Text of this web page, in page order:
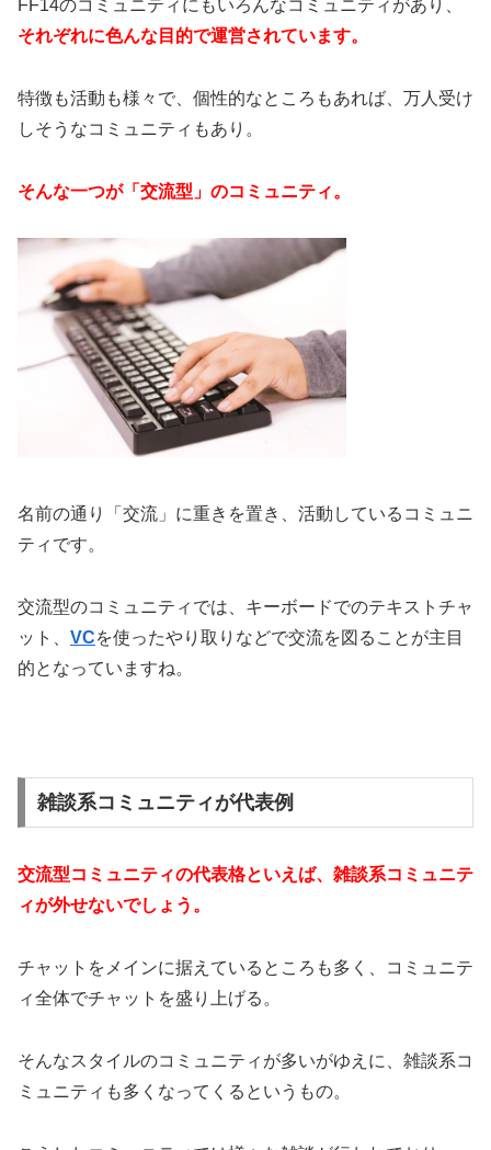
FF14のコミュニティにもいろんなコミュニティがあり、
それぞれに色んな目的で運営されています。
特徴も活動も様々で、個性的なところもあれば、万人受け
しそうなコミュニティもあり。
そんな一つが「交流型」のコミュニティ。
名前の通り「交流」に重きを置き、活動しているコミュニ
ティです。
交流型のコミュニティでは、キーボードでのテキストチャ
ット、 VCを使ったやり取りなどで交流を図ることが主目
的となっていますね。
雑談系コミュニティが代表例
交流型コミュニティの代表格といえば、雑談系コミュニテ
ィが外せないでしょう。
チャットをメインに据えているところも多く、コミュニテ
ィ全体でチャットを盛り上げる。
そんなスタイルのコミュニティが多いがゆえに、雑談系コ
ミュニティも多くなってくるというもの。